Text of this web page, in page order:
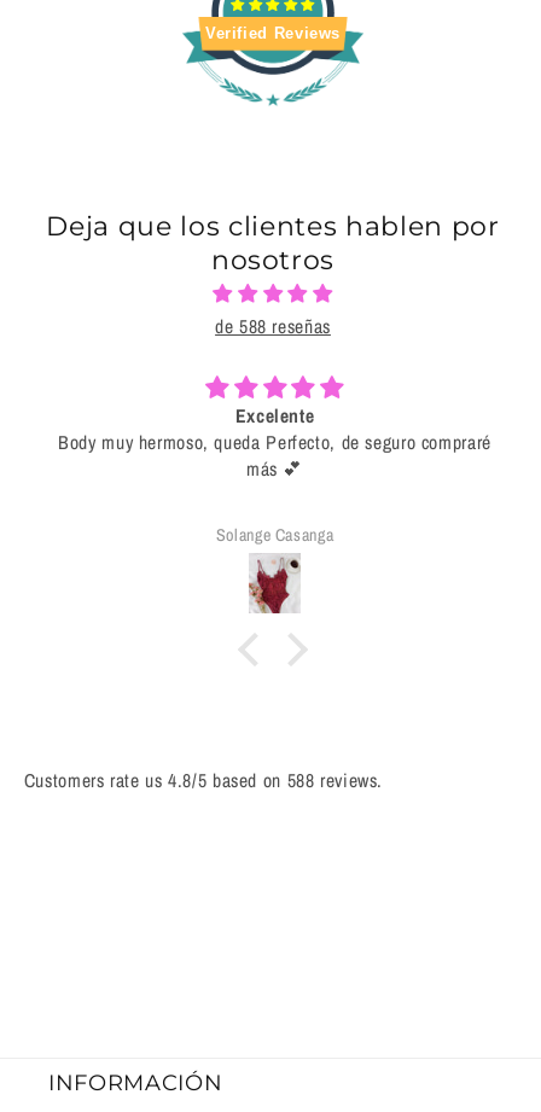
Verified Reviews
Deja que los clientes hablen por
nosotros
de 588 reseñas
Excelente
Body muy hermoso, queda Perfecto, de seguro compraré
más 💕
Solange Casanga
Customers rate us 4.8/5 based on 588 reviews.
INFORMACIÓN